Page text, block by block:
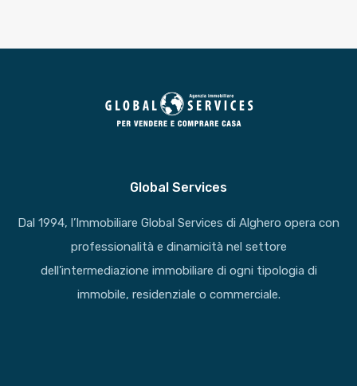
Global Services
Dal 1994, l’Immobiliare Global Services di Alghero opera con
professionalità e dinamicità nel settore
dell’intermediazione immobiliare di ogni tipologia di
immobile, residenziale o commerciale.